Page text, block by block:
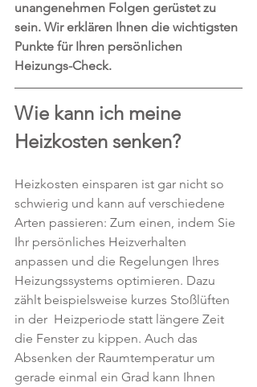
unangenehmen Folgen gerüstet zu
sein. Wir erklären Ihnen die wichtigsten
Punkte für Ihren persönlichen
Heizungs-Check.
Wie kann ich meine
Heizkosten senken?
Heizkosten einsparen ist gar nicht so
schwierig und kann auf verschiedene
Arten passieren: Zum einen, indem Sie
Ihr persönliches Heizverhalten
anpassen und die Regelungen Ihres
Heizungssystems optimieren. Dazu
zählt beispielsweise kurzes Stoßlüften
in der  Heizperiode statt längere Zeit
die Fenster zu kippen. Auch das
Absenken der Raumtemperatur um
gerade einmal ein Grad kann Ihnen